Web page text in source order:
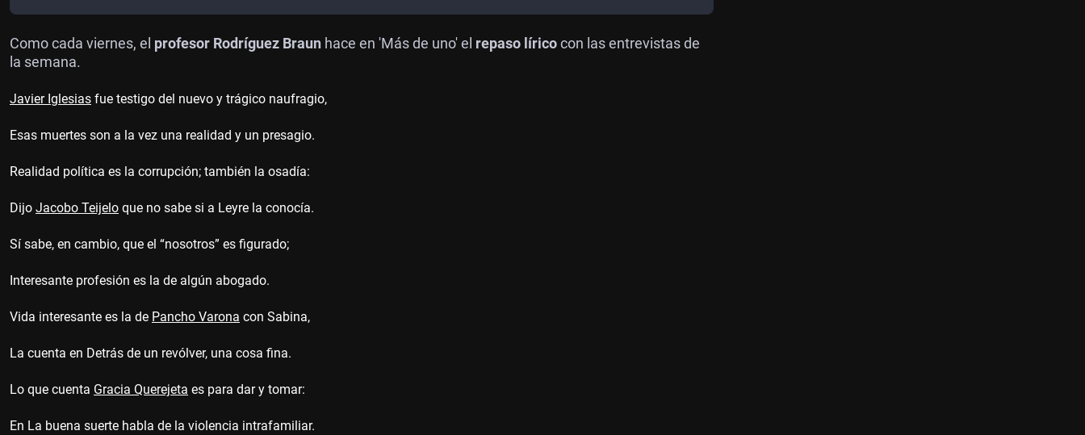
Como cada viernes, el profesor Rodríguez Braun hace en 'Más de uno' el repaso líricocon las entrevistas de
la semana.
Javier Iglesias fue testigo del nuevo y trágico naufragio,
Esas muertes son a la vez una realidad y un presagio.
Realidad política es la corrupción; también la osadía:
Dijo Jacobo Teijelo que no sabe si a Leyre la conocía.
Sí sabe, en cambio, que el “nosotros” es figurado;
Interesante profesión es la de algún abogado.
Vida interesante es la de Pancho Varona con Sabina,
La cuenta en Detrás de un revólver, una cosa fina.
Lo que cuenta Gracia Querejeta es para dar y tomar:
En La buena suerte habla de la violencia intrafamiliar.